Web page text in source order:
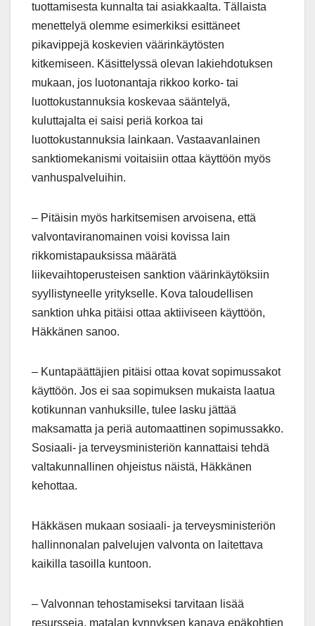
tuottamisesta kunnalta tai asiakkaalta. Tällaista
menettelyä olemme esimerkiksi esittäneet
pikavippejä koskevien väärinkäytösten
kitkemiseen. Käsittelyssä olevan lakiehdotuksen
mukaan, jos luotonantaja rikkoo korko- tai
luottokustannuksia koskevaa sääntelyä,
kuluttajalta ei saisi periä korkoa tai
luottokustannuksia lainkaan. Vastaavanlainen
sanktiomekanismi voitaisiin ottaa käyttöön myös
vanhuspalveluihin.
– Pitäisin myös harkitsemisen arvoisena, että
valvontaviranomainen voisi kovissa lain
rikkomistapauksissa määrätä
liikevaihtoperusteisen sanktion väärinkäytöksiin
syyllistyneelle yritykselle. Kova taloudellisen
sanktion uhka pitäisi ottaa aktiiviseen käyttöön,
Häkkänen sanoo.
– Kuntapäättäjien pitäisi ottaa kovat sopimussakot
käyttöön. Jos ei saa sopimuksen mukaista laatua
kotikunnan vanhuksille, tulee lasku jättää
maksamatta ja periä automaattinen sopimussakko.
Sosiaali- ja terveysministeriön kannattaisi tehdä
valtakunnallinen ohjeistus näistä, Häkkänen
kehottaa.
Häkkäsen mukaan sosiaali- ja terveysministeriön
hallinnonalan palvelujen valvonta on laitettava
kaikilla tasoilla kuntoon.
– Valvonnan tehostamiseksi tarvitaan lisää
resursseja, matalan kynnyksen kanava epäkohtien